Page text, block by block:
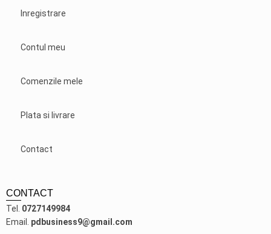
Inregistrare
Contul meu
Comenzile mele
Plata si livrare
Contact
CONTACT
Tel. 0727149984
Email. pdbusiness9@gmail.com